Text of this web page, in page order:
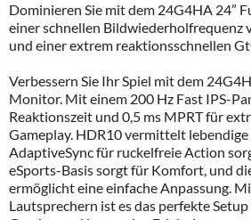
Dominieren Sie mit dem 24G4HA 24”
einer schnellen Bildwiederholfrequenz
und einer extrem reaktionsschnellen
Verbessern Sie Ihr Spiel mit dem
Monitor. Mit einem 200 Hz Fast IPS-
Reaktionszeit und 0,5 ms MPRT für
Gameplay. HDR10 vermittelt
AdaptiveSync für ruckelfreie Action
eSports-Basis sorgt für Komfort, und
ermöglicht eine einfache Anpassung.
Lautsprechern ist es das perfekte